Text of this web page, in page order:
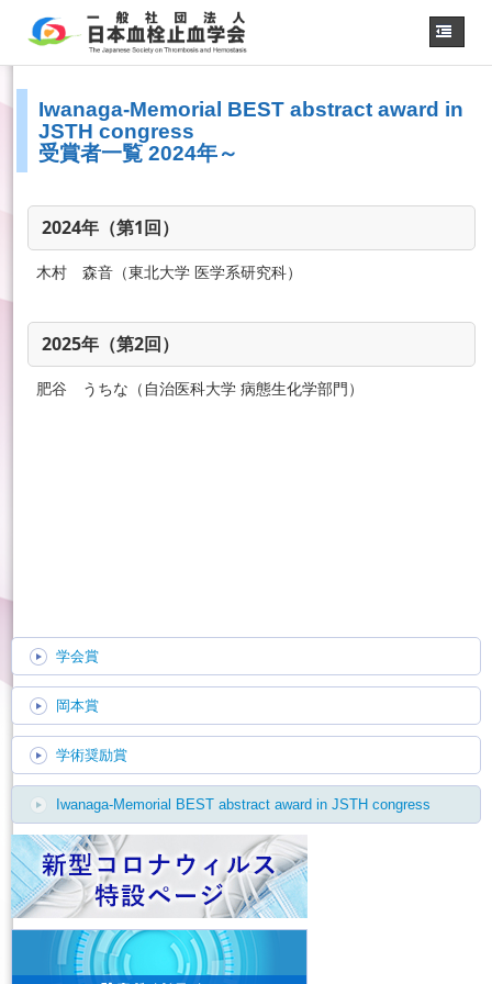
学会概要・理事長挨拶
各種委員会
診療 ガイドライン
用語集
認定技師制度
学術集会
会員専用
Iwanaga-Memorial BEST abstract award in
JSTH congress
受賞者一覧 2024年～
2024年（第1回）
木村 森音（東北大学 医学系研究科）
2025年（第2回）
肥谷 うちな（自治医科大学 病態生化学部門）
学会賞
岡本賞
学術奨励賞
Iwanaga-Memorial BEST abstract award in JSTH congress